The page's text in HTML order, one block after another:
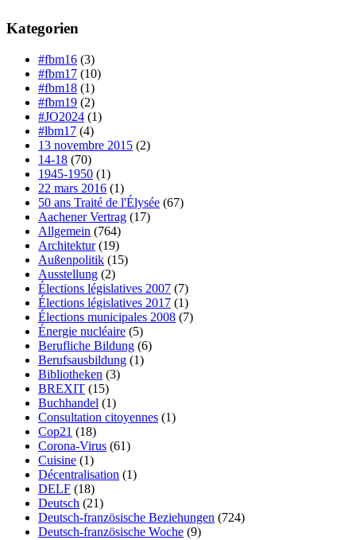
Kategorien
#fbm16 (3)
#fbm17 (10)
#fbm18 (1)
#fbm19 (2)
#JO2024 (1)
#lbm17 (4)
13 novembre 2015 (2)
14-18 (70)
1945-1950 (1)
22 mars 2016 (1)
50 ans Traité de l'Élysée (67)
Aachener Vertrag (17)
Allgemein (764)
Architektur(19)
Außenpolitik (15)
Ausstellung (2)
Élections législatives 2007 (7)
Élections législatives 2017 (1)
Élections municipales 2008 (7)
Énergie nucléaire (5)
Berufliche Bildung (6)
Berufsausbildung (1)
Bibliotheken (3)
BREXIT (15)
Buchhandel (1)
Consultation citoyennes (1)
Cop21 (18)
Corona-Virus (61)
Cuisine (1)
Décentralisation (1)
DELF (18)
Deutsch (21)
Deutsch-französische Beziehungen (724)
Deutsch-französische Woche (9)